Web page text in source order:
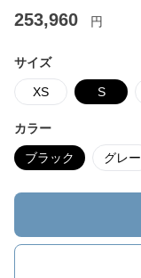
253,960 円
サイズ
XS S
カラー
ブラック グレー